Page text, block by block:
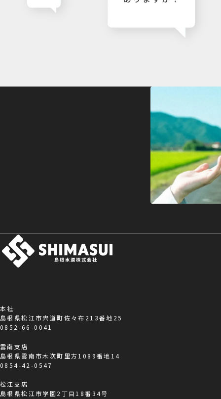
本社
島根県松江市宍道町佐々布213番地25
0852-66-0041
雲南支店
島根県雲南市木次町里方1089番地14
0854-42-0547
松江支店
島根県松江市学園2丁目18番34号